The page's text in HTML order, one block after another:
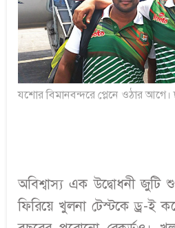
যশোর বিমানবন্দরে প্লেনে ওঠার
অবিশ্বাস্য এক উদ্বোধনী জুটি
ফিরিয়ে খুলনা টেস্টকে ড্র-ই